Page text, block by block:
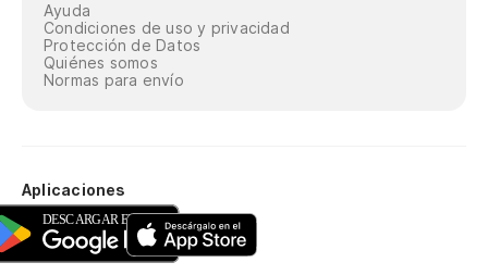
Ayuda
Condiciones de uso y privacidad
Protección de Datos
Quiénes somos
Normas para envío
Aplicaciones